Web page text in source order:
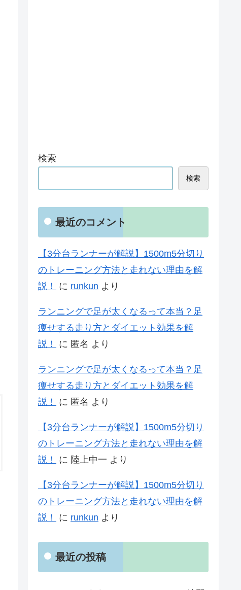
検索
検索
最近のコメント
【3分台ランナーが解説】1500m5分切り
のトレーニング方法と走れない理由を解
説！
に runkun より
ランニングで足が太くなるって本当？足
痩せする走り方とダイエット効果を解
説！
に 匿名 より
ランニングで足が太くなるって本当？足
痩せする走り方とダイエット効果を解
説！
に 匿名 より
【3分台ランナーが解説】1500m5分切り
のトレーニング方法と走れない理由を解
説！
に 陸上中一 より
【3分台ランナーが解説】1500m5分切り
のトレーニング方法と走れない理由を解
説！
に runkun より
最近の投稿